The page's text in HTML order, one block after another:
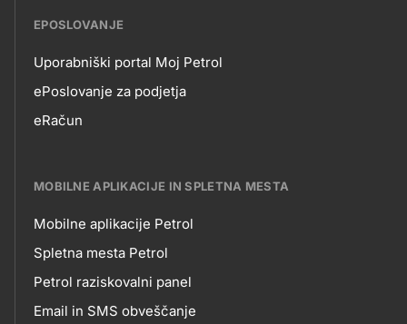
EPOSLOVANJE
EPOSLOVANJE
Uporabniški portal Moj Petrol
ePoslovanje za podjetja
eRačun
MOBILNE APLIKACIJE IN SPLETNA MESTA
MOBILNE
APLIKACIJE
Mobilne aplikacije Petrol
Spletna mesta Petrol
Petrol raziskovalni panel
Email in SMS obveščanje